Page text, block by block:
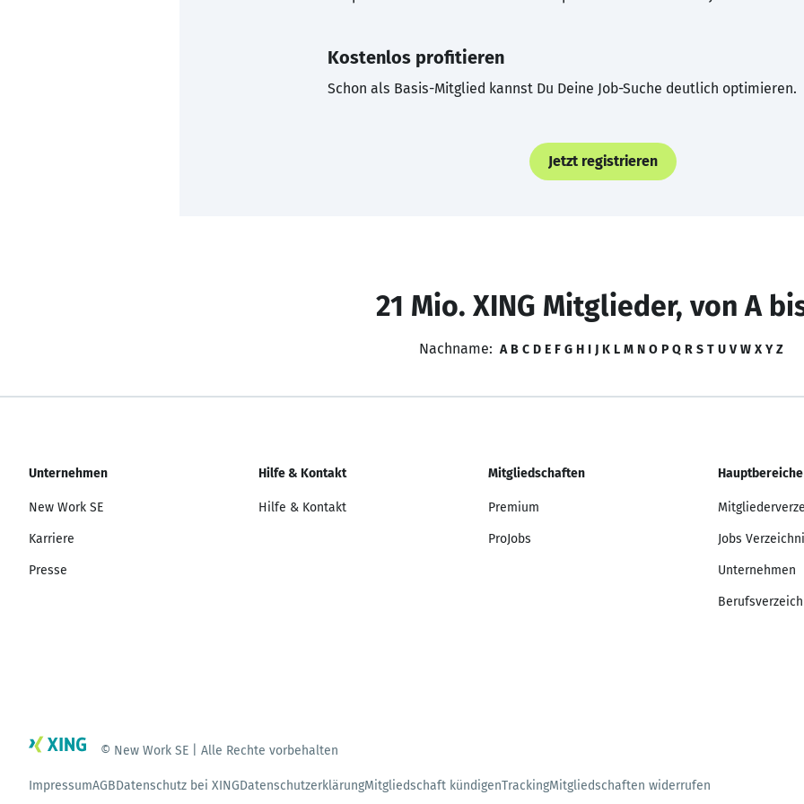
Kostenlos profitieren
Schon als Basis-Mitglied kannst Du Deine Job-Suche deutlich optimieren.
Jetzt registrieren
21 Mio. XING Mitglieder, von A
Nachname: A B C D E F G H I J K L M N O P Q R S T U V W X Y Z
Unternehmen
New Work SE
Karriere
Presse
Hilfe & Kontakt
Hilfe & Kontakt
Mitgliedschaften
Premium
ProJobs
Hauptbereiche
Jobs
Unternehmen
© New Work SE | Alle Rechte vorbehalten
ImpressumAGBDatenschutz bei XINGDatenschutzerklärungMitgliedschaft kündigenTrackingMitgliedschaften widerrufen